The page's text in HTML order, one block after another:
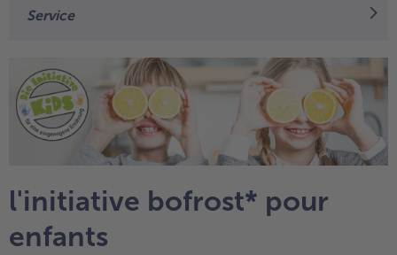
Gâteaux & Tartes
TousGâteaux & Tartes
High Protein
TousHigh Protein
bofrost*plus.
Tousbofrost*plus.
Alternatives végétale
TousAlternatives végétale
Friteuse à air chaud
Service
l'initiative bofrost* pour
enfants